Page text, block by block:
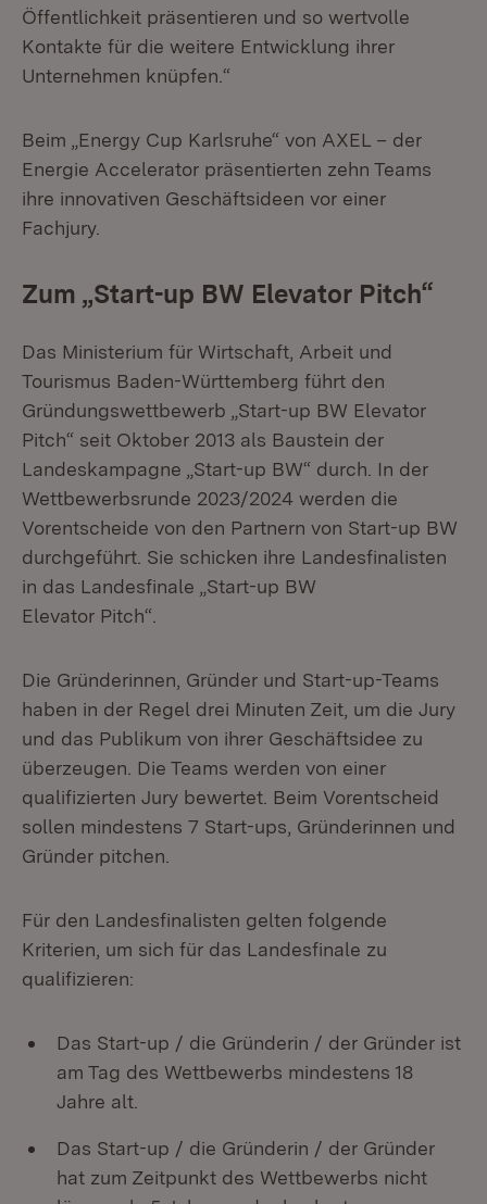
Öffentlichkeit präsentieren und so wertvolle
Kontakte für die weitere Entwicklung ihrer
Unternehmen knüpfen.“
Beim „Energy Cup Karlsruhe“ von AXEL – der
Energie Accelerator präsentierten zehn Teams
ihre innovativen Geschäftsideen vor einer
Fachjury.
Zum „Start-up BW Elevator Pitch“
Das Ministerium für Wirtschaft, Arbeit und
Tourismus Baden-Württemberg führt den
Gründungswettbewerb „Start-up BW Elevator
Pitch“ seit Oktober 2013 als Baustein der
Landeskampagne „Start-up BW“ durch. In der
Wettbewerbsrunde 2023/2024 werden die
Vorentscheide von den Partnern von Start-up BW
durchgeführt. Sie schicken ihre Landesfinalisten
in das Landesfinale „Start-up BW
Elevator Pitch“.
Die Gründerinnen, Gründer und Start-up-Teams
haben in der Regel drei Minuten Zeit, um die Jury
und das Publikum von ihrer Geschäftsidee zu
überzeugen. Die Teams werden von einer
qualifizierten Jury bewertet. Beim Vorentscheid
sollen mindestens 7 Start-ups, Gründerinnen und
Gründer pitchen.
Für den Landesfinalisten gelten folgende
Kriterien, um sich für das Landesfinale zu
qualifizieren:
Das Start-up / die Gründerin / der Gründer ist
am Tag des Wettbewerbs mindestens 18
Jahre alt.
Das Start-up / die Gründerin / der Gründer
hat zum Zeitpunkt des Wettbewerbs nicht